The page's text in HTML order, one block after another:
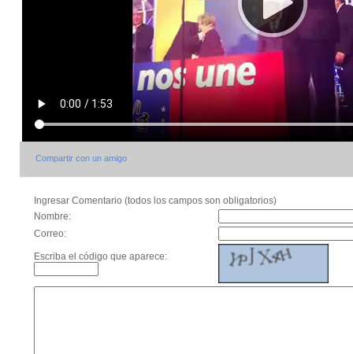
Compartir con un amigo
Ingresar Comentario (todos los campos son obligatorios)
Nombre:
Correo:
Escriba el código que aparece: